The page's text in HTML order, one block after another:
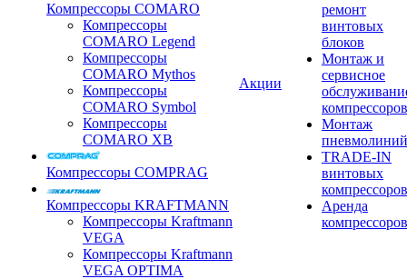
Компрессоры COMARO
Компрессоры
COMARO Legend
Компрессоры
COMARO Mythos
Компрессоры
COMARO Symbol
Компрессоры
COMARO XB
Компрессоры COMPRAG
Компрессоры KRAFTMANN
Компрессоры Kraftmann
VEGA
Компрессоры Kraftmann
VEGA OPTIMA
Акции
ремонт
винтовых
блоков
Монтаж и
сервисное
компрессоров
Монтаж
пневмолиний
TRADE-IN
винтовых
компрессоров
Аренда
компрессоров